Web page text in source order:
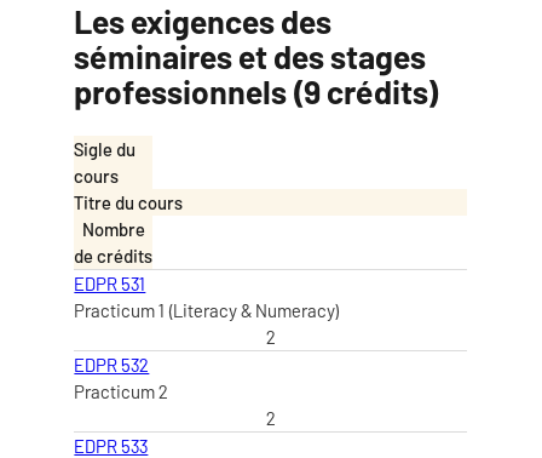
Les exigences des
séminaires et des stages
professionnels (9 crédits)
Sigle du
cours
Titre du cours
Nombre
de crédits
EDPR 531
Practicum 1 (Literacy & Numeracy)
2
EDPR 532
Practicum 2
2
EDPR 533